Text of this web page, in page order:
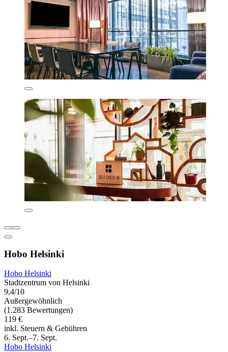
Hobo Helsinki
Hobo Helsinki
Stadtzentrum von Helsinki
9,4/10
Außergewöhnlich
(1.283 Bewertungen)
119 €
inkl. Steuern & Gebühren
6. Sept.–7. Sept.
Hobo Helsinki